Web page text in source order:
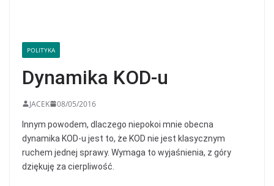
POLITYKA
Dynamika KOD-u
JACEK 08/05/2016
Innym powodem, dlaczego niepokoi mnie obecna
dynamika KOD-u jest to, że KOD nie jest klasycznym
ruchem jednej sprawy. Wymaga to wyjaśnienia, z góry
dziękuję za cierpliwość.